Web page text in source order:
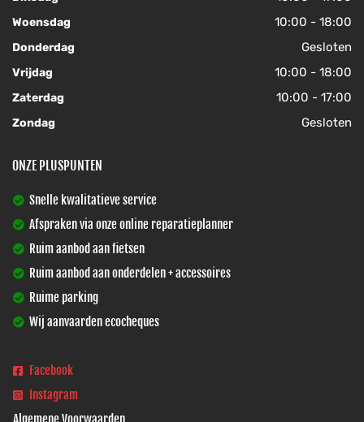
Woensdag 10:00 - 18:00
Donderdag Gesloten
Vrijdag 10:00 - 18:00
Zaterdag 10:00 - 17:00
Zondag Gesloten
ONZE PLUSPUNTEN
Snelle kwalitatieve service
Afspraken via onze online reparatieplanner
Ruim aanbod aan fietsen
Ruim aanbod aan onderdelen + accessoires
Ruime parking
Wij aanvaarden ecocheques
Facebook
Instagram